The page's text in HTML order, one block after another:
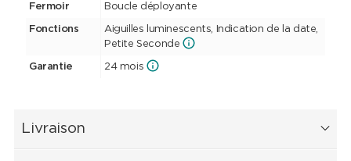
Fermoir Boucle déployante
Fonctions
Aiguilles luminescents, Indication de la date,
Petite Seconde
Garantie 24 mois
Livraison